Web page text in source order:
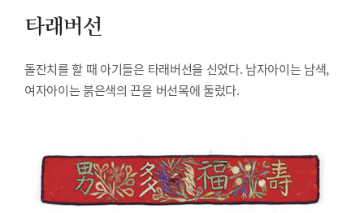
타래버선
돌잔치를 할 때 아기들은 타래버선을 신었다. 남자아이는 남색,
여자아이는 붉은색의 끈을 버선목에 둘렀다.